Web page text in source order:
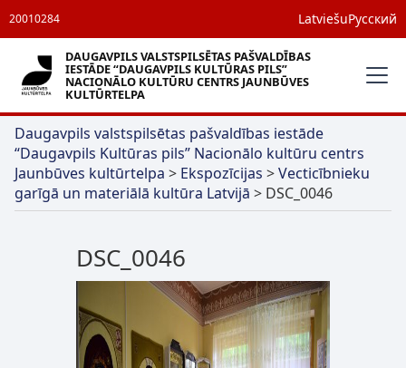
20010284 LatviešuРусский
DAUGAVPILS VALSTSPILSĒTAS PAŠVALDĪBAS
IESTĀDE “DAUGAVPILS KULTŪRAS PILS”
NACIONĀLO KULTŪRU CENTRS JAUNBŪVES
KULTŪRTELPA
Daugavpils valstspilsētas pašvaldības iestāde
“Daugavpils Kultūras pils” Nacionālo kultūru centrs
Jaunbūves kultūrtelpa > Ekspozīcijas >Vecticībnieku
garīgā un materiālā kultūra Latvijā > DSC_0046
DSC_0046